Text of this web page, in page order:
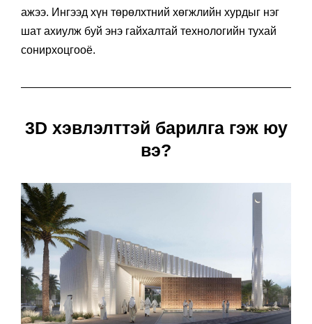
ажээ. Ингээд хүн төрөлхтний хөгжлийн хурдыг нэг
шат ахиулж буй энэ гайхалтай технологийн тухай
сонирхоцгооё.
3D хэвлэлттэй барилга гэж юу
вэ?